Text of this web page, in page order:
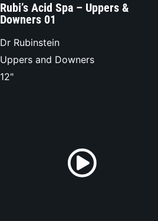
Rubi’s Acid Spa – Uppers &
Downers 01
Dr Rubinstein
Uppers and Downers
12"